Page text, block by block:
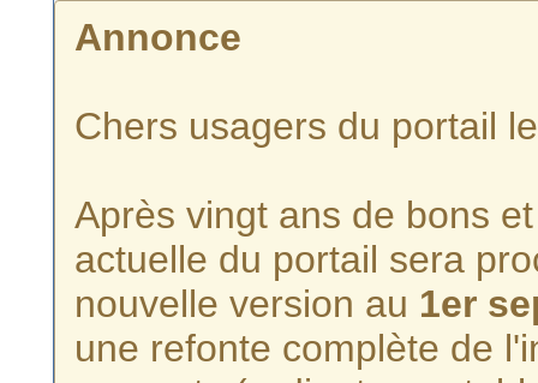
Annonce
Chers usagers du portail
Après vingt ans de bons
actuelle du portail sera
nouvelle version au 1er
une refonte complète de